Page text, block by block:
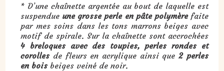
* D’une chaînette argentée au bout de laquelle est
suspendue une grosse perle en pâte polymèrefaite
par mes soins dans les tons marrons beiges avec
motif de spirale. Sur la chaînette sont accrochées
4 breloques avec des toupies, perles rondes et
corolles de fleurs en acrylique ainsi que2 perles
en bois beiges veiné de noir.